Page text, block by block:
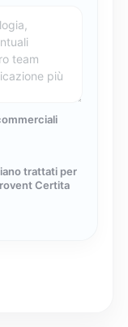
trattati per
Certita